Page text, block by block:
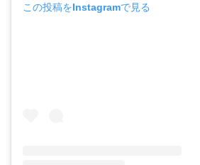
この投稿をInstagramで見る